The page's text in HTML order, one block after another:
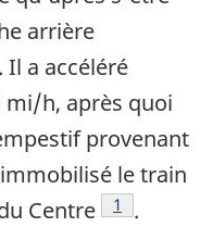
arrière
a accéléré
mi/h, après quoi
provenant
le train
Centre
Note de bas
1
.